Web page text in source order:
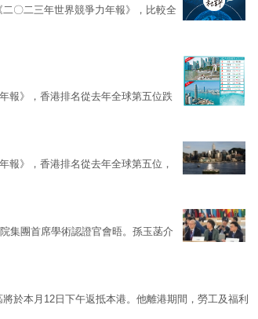
〇二三年世界競爭力年報》，比較全
報》，香港排名從去年全球第五位跌
報》，香港排名從去年全球第五位，
集團首席學術認證官會晤。孫玉菡介
於本月12日下午返抵本港。他離港期間，勞工及福利